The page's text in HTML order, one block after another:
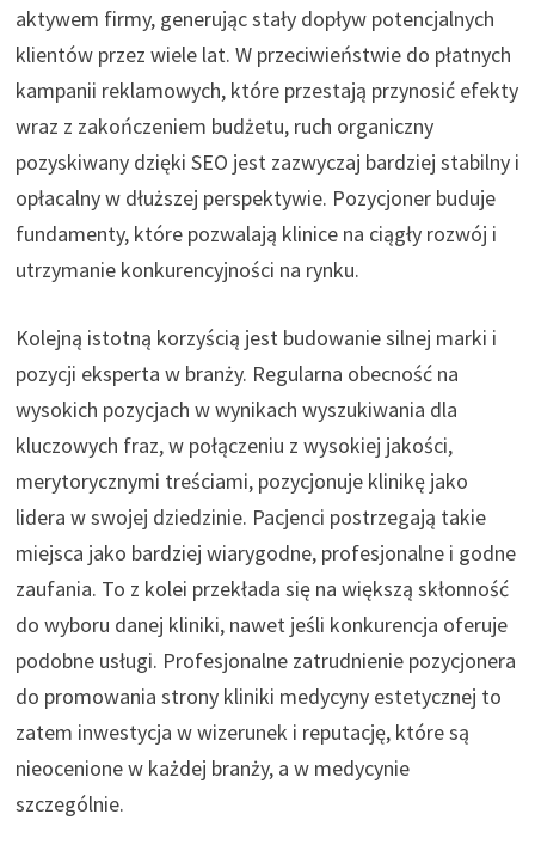
aktywem firmy, generując stały dopływ potencjalnych
klientów przez wiele lat. W przeciwieństwie do płatnych
kampanii reklamowych, które przestają przynosić efekty
wraz z zakończeniem budżetu, ruch organiczny
pozyskiwany dzięki SEO jest zazwyczaj bardziej stabilny i
opłacalny w dłuższej perspektywie. Pozycjoner buduje
fundamenty, które pozwalają klinice na ciągły rozwój i
utrzymanie konkurencyjności na rynku.
Kolejną istotną korzyścią jest budowanie silnej marki i
pozycji eksperta w branży. Regularna obecność na
wysokich pozycjach w wynikach wyszukiwania dla
kluczowych fraz, w połączeniu z wysokiej jakości,
merytorycznymi treściami, pozycjonuje klinikę jako
lidera w swojej dziedzinie. Pacjenci postrzegają takie
miejsca jako bardziej wiarygodne, profesjonalne i godne
zaufania. To z kolei przekłada się na większą skłonność
do wyboru danej kliniki, nawet jeśli konkurencja oferuje
podobne usługi. Profesjonalne zatrudnienie pozycjonera
do promowania strony kliniki medycyny estetycznej to
zatem inwestycja w wizerunek i reputację, które są
nieocenione w każdej branży, a w medycynie
szczególnie.